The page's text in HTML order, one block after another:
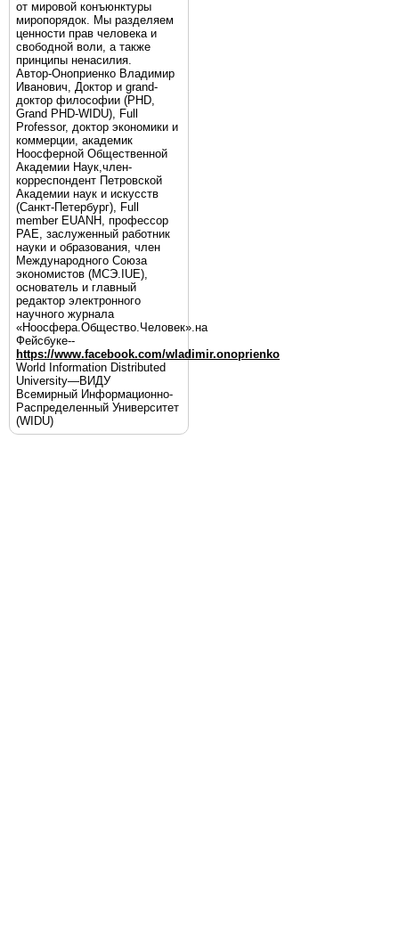
от мировой конъюнктуры
миропорядок. Мы разделяем
ценности прав человека и
свободной воли, а также
принципы ненасилия.
Автор-Оноприенко Владимир
Иванович, Доктор и grand-
доктор философии (PHD,
Grand PHD-WIDU), Full
Professor, доктор экономики и
коммерции, академик
Ноосферной Общественной
Академии Наук,член-
корреспондент Петровской
Академии наук и искусств
(Санкт-Петербург), Full
member EUANH, профессор
РАЕ, заслуженный работник
науки и образования, член
Международного Союза
экономистов (МСЭ.IUE),
основатель и главный
редактор электронного
научного журнала
«Ноосфера.Общество.Человек».на
Фейсбуке--
https://www.facebook.com/wladimir.onoprienko
World Information Distributed
University—ВИДУ
Всемирный Информационно-
Распределенный Университет
(WIDU)